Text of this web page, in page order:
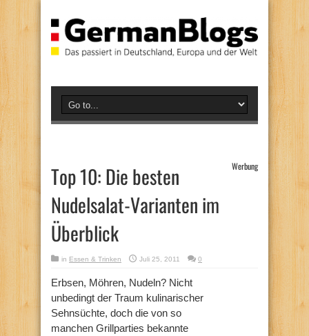
Top 10: Die besten
Nudelsalat-Varianten im
Überblick
Werbung
in Essen & Trinken Juli 25, 2011 0
Erbsen, Möhren, Nudeln? Nicht
unbedingt der Traum kulinarischer
Sehnsüchte, doch die von so
manchen Grillparties bekannte